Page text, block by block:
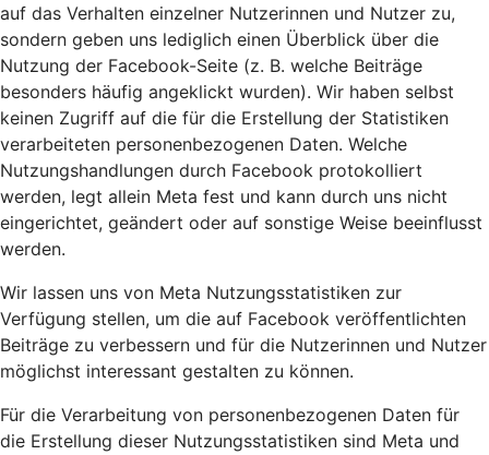
auf das Verhalten einzelner Nutzerinnen und Nutzer zu,
sondern geben uns lediglich einen Überblick über die
Nutzung der Facebook-Seite (z. B. welche Beiträge
besonders häufig angeklickt wurden). Wir haben selbst
keinen Zugriff auf die für die Erstellung der Statistiken
verarbeiteten personenbezogenen Daten. Welche
Nutzungshandlungen durch Facebook protokolliert
werden, legt allein Meta fest und kann durch uns nicht
eingerichtet, geändert oder auf sonstige Weise beeinflusst
werden.
Wir lassen uns von Meta Nutzungsstatistiken zur
Verfügung stellen, um die auf Facebook veröffentlichten
Beiträge zu verbessern und für die Nutzerinnen und Nutzer
möglichst interessant gestalten zu können.
Für die Verarbeitung von personenbezogenen Daten für
die Erstellung dieser Nutzungsstatistiken sind Meta und